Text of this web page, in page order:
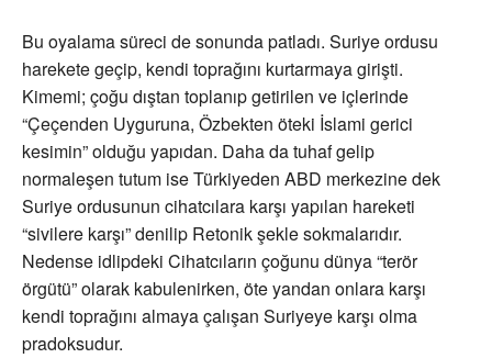
Bu oyalama süreci de sonunda patladı. Suriye ordusu
harekete geçip, kendi toprağını kurtarmaya girişti.
Kimemi; çoğu dıştan toplanıp getirilen ve içlerinde
“Çeçenden Uyguruna, Özbekten öteki İslami gerici
kesimin” olduğu yapıdan. Daha da tuhaf gelip
normaleşen tutum ise Türkiyeden ABD merkezine dek
Suriye ordusunun cihatcılara karşı yapılan hareketi
“sivilere karşı” denilip Retonik şekle sokmalarıdır.
Nedense idlipdeki Cihatcıların çoğunu dünya “terör
örgütü” olarak kabulenirken, öte yandan onlara karşı
kendi toprağını almaya çalışan Suriyeye karşı olma
pradoksudur.